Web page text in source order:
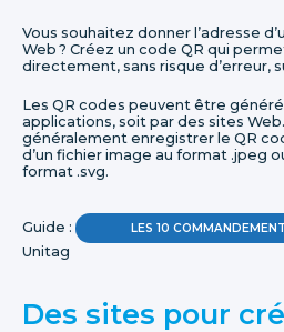
Vous souhaitez donner l’adresse
Web ? Créez un code QR qui
directement, sans risque d’erreur,
Les QR codes peuvent être
applications, soit par des sites
généralement enregistrer le QR
d’un fichier image au format .jpeg
format .svg.
Guide : LES 10
Unitag
Des sites pour